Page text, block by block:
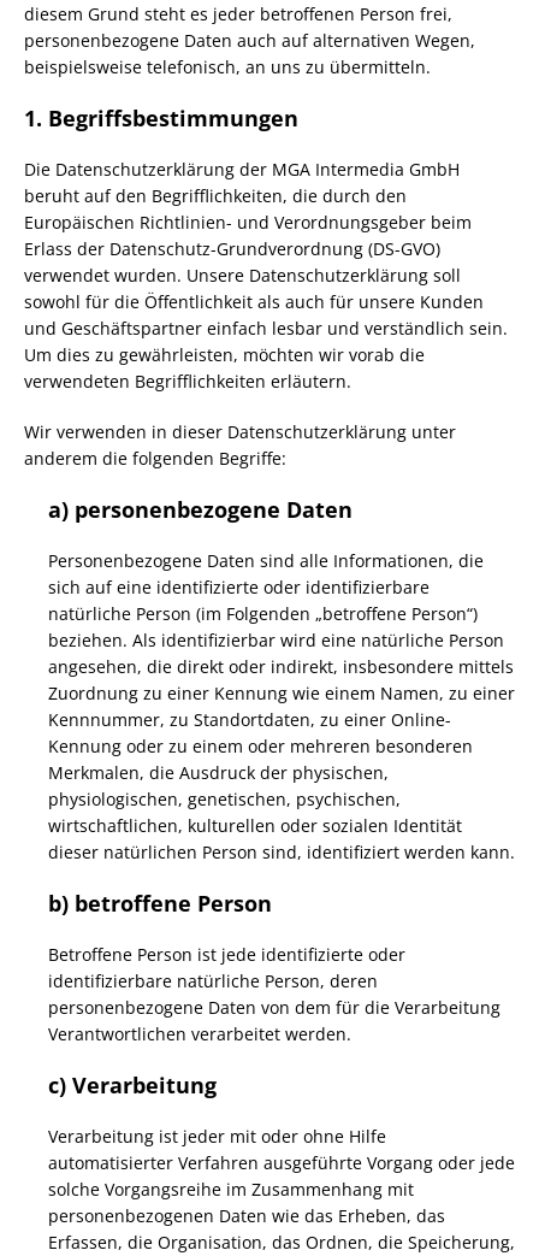
diesem Grund steht es jeder betroffenen Person frei,
personenbezogene Daten auch auf alternativen Wegen,
beispielsweise telefonisch, an uns zu übermitteln.
1. Begriffsbestimmungen
Die Datenschutzerklärung der MGA Intermedia GmbH
beruht auf den Begrifflichkeiten, die durch den
Europäischen Richtlinien- und Verordnungsgeber beim
Erlass der Datenschutz-Grundverordnung (DS-GVO)
verwendet wurden. Unsere Datenschutzerklärung soll
sowohl für die Öffentlichkeit als auch für unsere Kunden
und Geschäftspartner einfach lesbar und verständlich sein.
Um dies zu gewährleisten, möchten wir vorab die
verwendeten Begrifflichkeiten erläutern.
Wir verwenden in dieser Datenschutzerklärung unter
anderem die folgenden Begriffe:
a) personenbezogene Daten
Personenbezogene Daten sind alle Informationen, die
sich auf eine identifizierte oder identifizierbare
natürliche Person (im Folgenden „betroffene Person“)
beziehen. Als identifizierbar wird eine natürliche Person
angesehen, die direkt oder indirekt, insbesondere mittels
Zuordnung zu einer Kennung wie einem Namen, zu einer
Kennnummer, zu Standortdaten, zu einer Online-
Kennung oder zu einem oder mehreren besonderen
Merkmalen, die Ausdruck der physischen,
physiologischen, genetischen, psychischen,
wirtschaftlichen, kulturellen oder sozialen Identität
dieser natürlichen Person sind, identifiziert werden kann.
b) betroffene Person
Betroffene Person ist jede identifizierte oder
identifizierbare natürliche Person, deren
personenbezogene Daten von dem für die Verarbeitung
Verantwortlichen verarbeitet werden.
c) Verarbeitung
Verarbeitung ist jeder mit oder ohne Hilfe
automatisierter Verfahren ausgeführte Vorgang oder jede
solche Vorgangsreihe im Zusammenhang mit
personenbezogenen Daten wie das Erheben, das
Erfassen, die Organisation, das Ordnen, die Speicherung,